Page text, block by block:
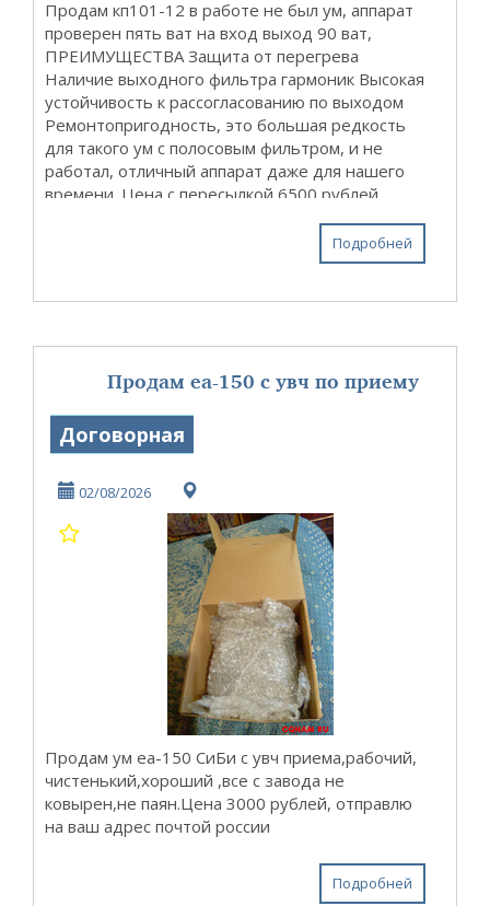
Продам кп101-12 в работе не был ум, аппарат
проверен пять ват на вход выход 90 ват,
ПРЕИМУЩЕСТВА Защита от перегрева
Наличие выходного фильтра гармоник Высокая
устойчивость к рассогласованию по выходом
Ремонтопригодность, это большая редкость
для такого ум с полосовым фильтром, и не
работал, отличный аппарат даже для нашего
времени. Цена с пересылкой 6500 рублей
Подробней
Продам ea-150 с увч по приему
Договорная
02/08/2026
Продам ум ea-150 СиБи с увч приема,рабочий,
чистенький,хороший ,все с завода не
ковырен,не паян.Цена 3000 рублей, отправлю
на ваш адрес почтой россии
Подробней